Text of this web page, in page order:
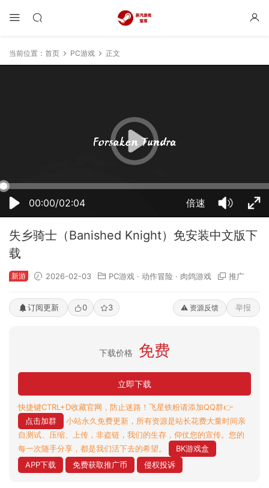
当前位置： 首页 PC游戏 正文
00:00/02:04 倍速
50% 75% 100%
失乡骑士（Banished Knight）免安装中文版下
载
新游 2026-02-03 PC游戏 · 动作冒险 · 肉鸽游戏 推广
订阅更新 0 3 ⚠️ 资源反馈 举报
下载价格 免费
立即下载
快捷键CTRL+D收藏官网，防止迷路！飞星铁粉请添加QQ群👉
点击加群
小站永久免费更新，所有资源是站长花费大量时间亲
自测试、压缩、上传，非盗链，我们的生存，仰仗您的宣传。您的
每一次随手分享，都是我们活下去的希望。
BK游戏盒
APP下载
免费获取推广币 侵权投诉